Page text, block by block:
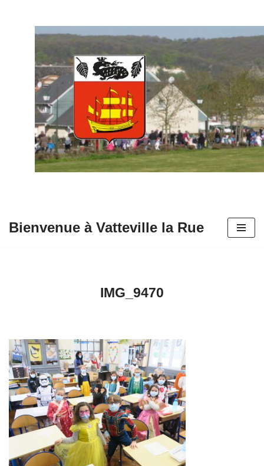
contenu
Bienvenue à Vatteville la Rue
IMG_9470